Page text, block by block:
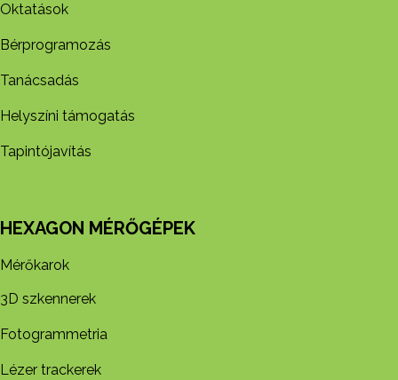
Oktatások
Bérprogramozás
Tanácsadás
Helyszíni támogatás
Tapintójavítás
HEXAGON MÉRŐGÉPEK
Mérőkarok
3D szkennerek
Fotogrammetria
Lézer trackerek